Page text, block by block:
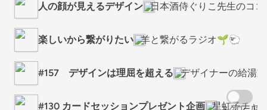
人の顔が見えるデザイン 日本酒侍ぐりこ先生のコ
楽しいから繋がりたい 羊と繋がるラジオ🌱🐑
#157 デザインは理屈を超える デザイナーの給湯室
#130 カードセッションプレゼント企画 星虹子チャ